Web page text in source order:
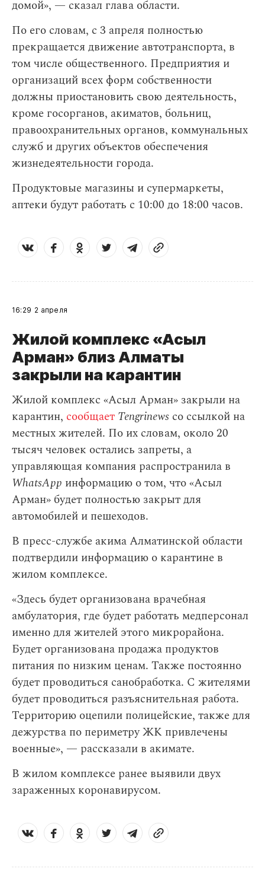
домой», — сказал глава области.
По его словам, с 3 апреля полностью
прекращается движение автотранспорта, в
том числе общественного. Предприятия и
организаций всех форм собственности
должны приостановить свою деятельность,
кроме госорганов, акиматов, больниц,
правоохранительных органов, коммунальных
служб и других объектов обеспечения
жизнедеятельности города.
Продуктовые магазины и супермаркеты,
аптеки будут работать с 10:00 до 18:00 часов.
16:29 2 апреля
Жилой комплекс «Асыл
Арман» близ Алматы
закрыли на карантин
Жилой комплекс «Асыл Арман» закрыли на
карантин, сообщает Tengrinews со ссылкой на
местных жителей. По их словам, около 20
тысяч человек остались запреты, а
управляющая компания распространила в
WhatsApp информацию о том, что «Асыл
Арман» будет полностью закрыт для
автомобилей и пешеходов.
В пресс-службе акима Алматинской области
подтвердили информацию о карантине в
жилом комплексе.
«Здесь будет организована врачебная
амбулатория, где будет работать медперсонал
именно для жителей этого микрорайона.
Будет организована продажа продуктов
питания по низким ценам. Также постоянно
будет проводиться санобработка. С жителями
будет проводиться разъяснительная работа.
Территорию оцепили полицейские, также для
дежурства по периметру ЖК привлечены
военные», — рассказали в акимате.
В жилом комплексе ранее выявили двух
зараженных коронавирусом.